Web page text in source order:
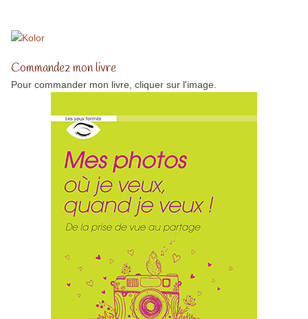
Commandez mon livre
Pour commander mon livre, cliquer sur l'image.